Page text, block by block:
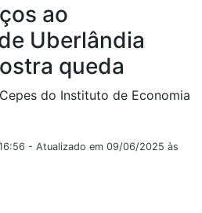
ao
Uberlândia
queda
do Instituto de Economia
- Atualizado em 09/06/2025 às